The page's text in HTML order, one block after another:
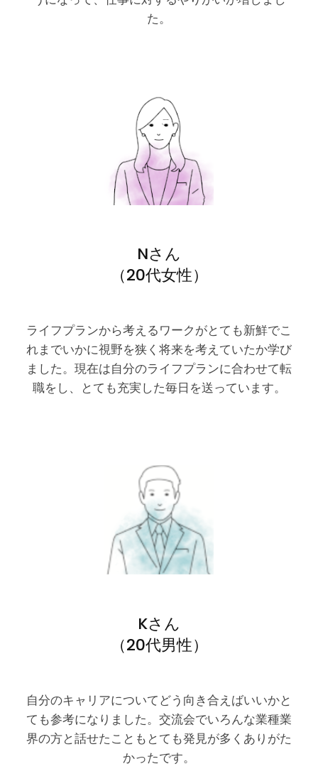
た。
Nさん
（20代女性）
ライフプランから考えるワークがとても新鮮でこ
れまでいかに視野を狭く将来を考えていたか学び
ました。現在は自分のライフプランに合わせて転
職をし、とても充実した毎日を送っています。
Kさん
（20代男性）
自分のキャリアについてどう向き合えばいいかと
ても参考になりました。交流会でいろんな業種業
界の方と話せたこともとても発見が多くありがた
かったです。